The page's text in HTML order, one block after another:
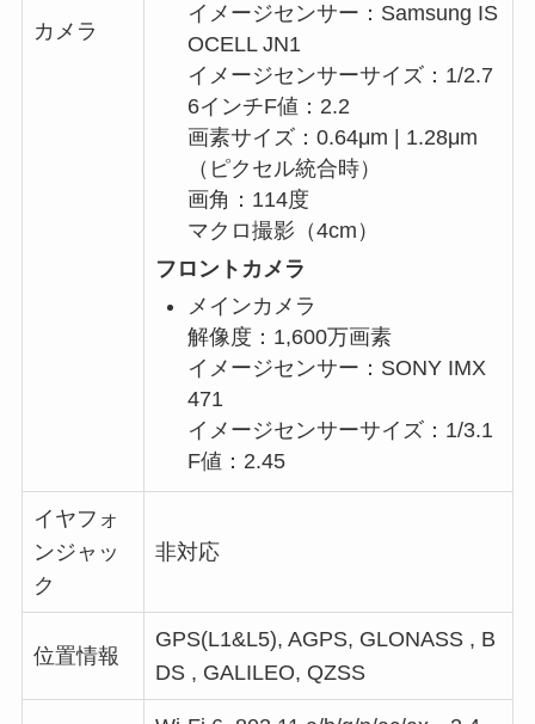
カメラ
イメージセンサー：Samsung IS
OCELL JN1
イメージセンサーサイズ：1/2.7
6インチF値：2.2
画素サイズ：0.64μm | 1.28μm
（ピクセル統合時）
画角：114度
マクロ撮影（4cm）
フロントカメラ
メインカメラ
解像度：1,600万画素
イメージセンサー：SONY IMX
471
イメージセンサーサイズ：1/3.1
F値：2.45
イヤフォ
ンジャッ
ク
非対応
位置情報
GPS(L1&L5), AGPS, GLONASS , B
DS , GALILEO, QZSS